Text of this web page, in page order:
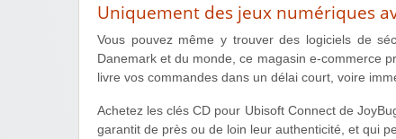
Uniquement des jeux numériques
Vous pouvez même y trouver des logiciels de
Danemark et du monde, ce magasin e-commerce
livre vos commandes dans un délai court, voire
Achetez les clés CD pour Ubisoft Connect de
garantit de près ou de loin leur authenticité, et qui